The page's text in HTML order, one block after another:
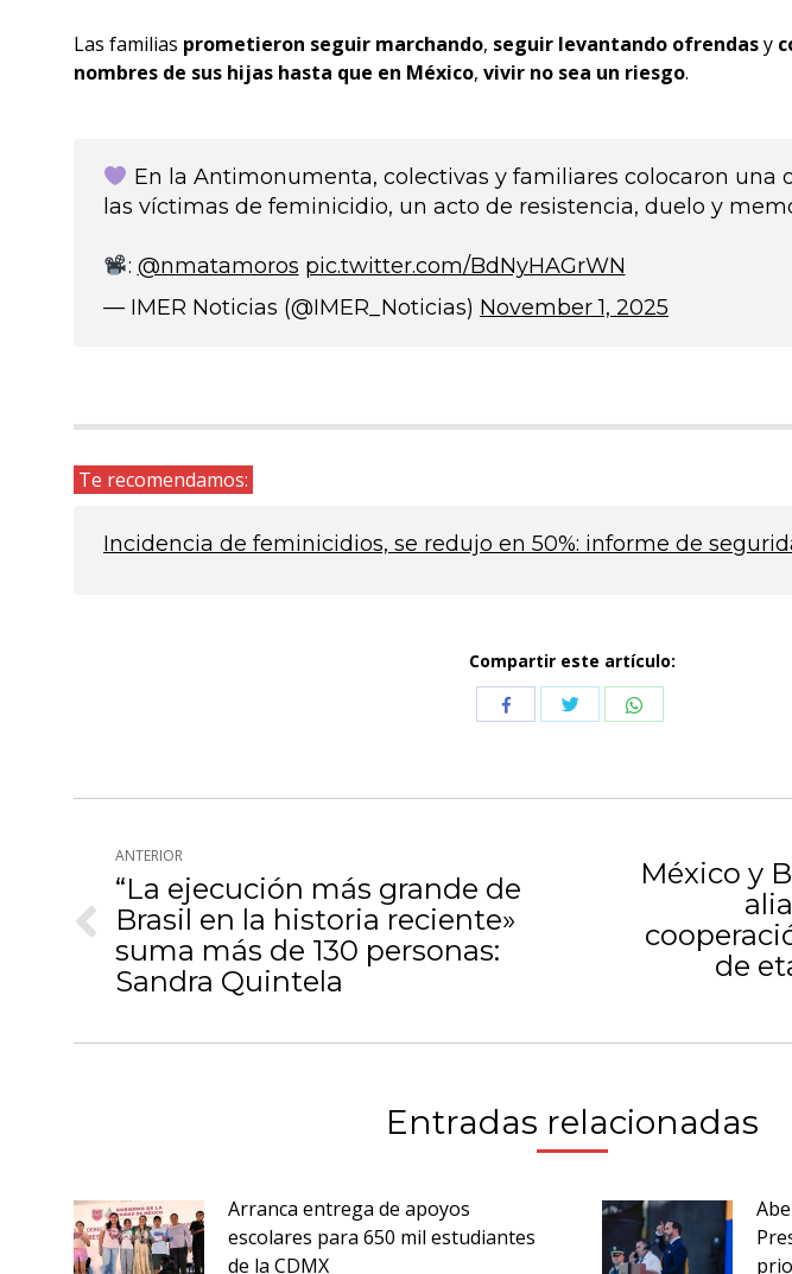
Las familias prometieron seguir marchando, seguir levantando ofrendasy
nombres de sus hijas hasta que en México, vivir no sea un riesgo.
En la Antimonumenta, colectivas y familiares colocaron una
las víctimas de feminicidio, un acto de resistencia, duelo y
: @nmatamoros pic.twitter.com/BdNyHAGrWN
— IMER Noticias (@IMER_Noticias) November 1, 2025
Te recomendamos:
Incidencia de feminicidios, se redujo en 50%: informe de
Compartir este artículo:
CompartirCompartirCompartir
entre
publicaciones
ANTERIOR
Publicación
anterior:
“La ejecución más grande de
Brasil en la historia reciente»
suma más de 130 personas:
Sandra Quintela
Publicación
México y
de
Entradas relacionadas
Arranca entrega de apoyos
escolares para 650 mil estudiantes
de la CDMX